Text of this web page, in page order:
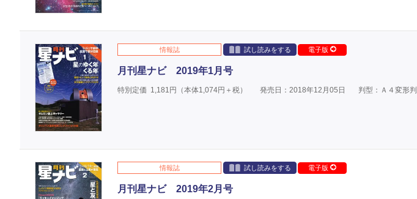
情報誌 試し読みをする 電子版
月刊星ナビ 2019年1月号
特別定価 1,181円（本体1,074円＋税） 発売日：2018年12月05日 判型：Ａ４変形判
情報誌 試し読みをする 電子版
月刊星ナビ 2019年2月号